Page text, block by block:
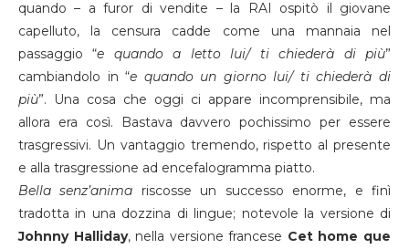
quando – a furor di vendite – la RAI ospitò il giovane
capelluto, la censura cadde come una mannaia nel
passaggio “e quando a letto lui/ ti chiederà di più”
cambiandolo in “e quando un giorno lui/ ti chiederà di
più”. Una cosa che oggi ci appare incomprensibile, ma
allora era così. Bastava davvero pochissimo per essere
trasgressivi. Un vantaggio tremendo, rispetto al presente
e alla trasgressione ad encefalogramma piatto.
Bella senz’anima riscosse un successo enorme, e finì
tradotta in una dozzina di lingue; notevole la versione di
Johnny Halliday, nella versione francese Cet home que